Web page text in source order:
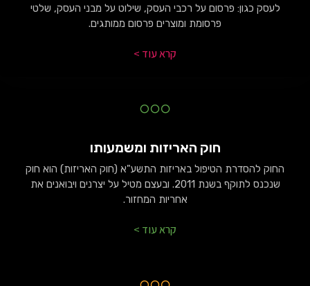
לעסק כגון: פרסום על רכבי העסק, שילוט על מבני העסק, שלטי
פרסומת ומוצרים פרסום ממותגים.
קרא עוד >
חוק האריזות ומשמעותו
החוק להסדרת הטיפול באריזות התשע"א (חוק האריזות) הוא חוק
שנכנס לתוקף בשנת 2011. ובעצם מטיל על יצרנים ויבואנים את
אחריות המחזור.
קרא עוד >